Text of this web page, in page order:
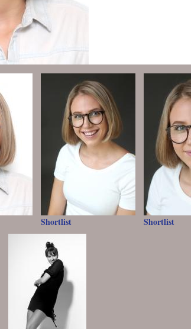
Shortlist Shortlist